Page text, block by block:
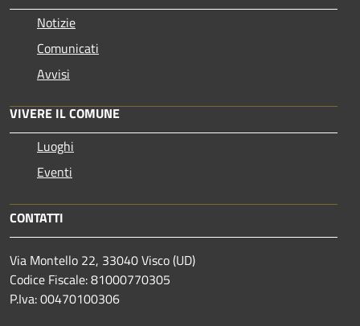
Notizie
Comunicati
Avvisi
VIVERE IL COMUNE
Luoghi
Eventi
CONTATTI
Via Montello 22, 33040 Visco (UD)
Codice Fiscale: 81000770305
P.Iva: 00470100306